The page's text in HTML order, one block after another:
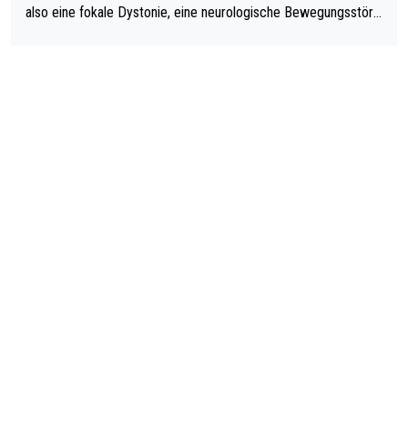
also eine fokale Dystonie, eine neurologische Bewegungsstöru